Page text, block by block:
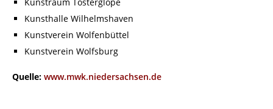
Kunsthalle Wilhelmshaven
Kunstverein Wolfenbüttel
Kunstverein Wolfsburg
Quelle: www.mwk.niedersachsen.de